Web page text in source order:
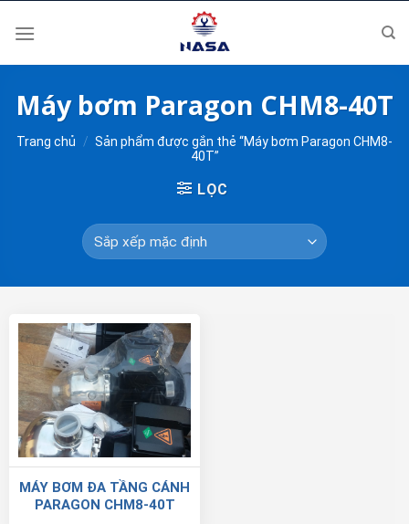
Máy bơm Paragon CHM8-40T
Trang chủ / Sản phẩm được gắn thẻ “Máy bơm Paragon CHM8-
40T”
LỌC
MÁY BƠM ĐA TẦNG CÁNH
PARAGON CHM8-40T